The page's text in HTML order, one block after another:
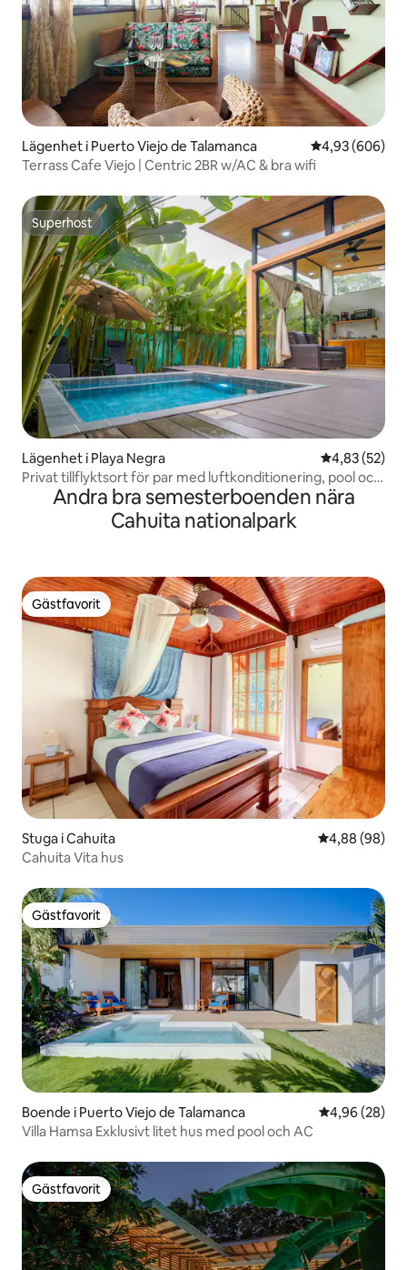
Lägenhet i Puerto Viejo de Talamanca 4,93 av 5 i
4,93 (606)
Terrass Cafe Viejo | Centric 2BR w/AC & bra wifi
Superhost
Superhost
Lägenhet i Playa Negra 4,83 av 5 i
4,83 (52)
Privat tillflyktsort för par med luftkonditionering, pool och
Andra bra semesterboenden nära
Cahuita nationalpark
Gästfavorit
Gästfavorit
Stuga i Cahuita 4,88 av 5 i
4,88 (98)
Cahuita Vita hus
Gästfavorit
Gästfavorit
Boende i Puerto Viejo de Talamanca 4,96 av 5 i
4,96 (28)
Villa Hamsa Exklusivt litet hus med pool och AC
Gästfavorit
Gästfavorit